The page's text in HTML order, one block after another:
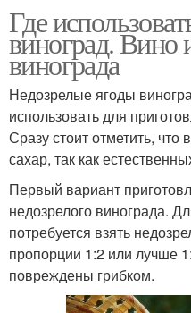
Где
виноград. Вино
винограда
Недозрелые ягоды
использовать для
Сразу стоит отметить, что
сахар, так как
Первый вариант
недозрелого винограда.
потребуется взять
пропорции 1:2 или лучше
повреждены грибком.